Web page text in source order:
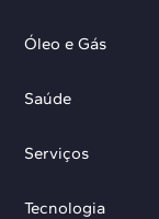
Óleo e Gás
Saúde
Serviços
Tecnologia